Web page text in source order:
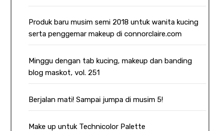
Produk baru musim semi 2018 untuk wanita kucing
serta penggemar makeup di connorclaire.com
Minggu dengan tab kucing, makeup dan banding
blog maskot, vol. 251
Berjalan mati! Sampai jumpa di musim 5!
Make up untuk Technicolor Palette